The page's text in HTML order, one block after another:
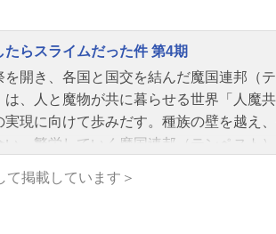
たらスライムだった件 第4期
を開き、各国と国交を結んだ魔国連邦（
は、人と魔物が共に暮らせる世界「人魔
実現に向けて歩みだす。種族の壁を越え
い、繁栄していく魔国連邦（テンペスト）
。シルトロッゾ王国五大老の長である元〝
掲載しています＞